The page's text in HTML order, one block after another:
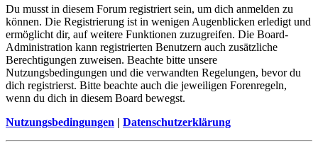
Du musst in diesem Forum registriert sein, um dich anmelden zu
können. Die Registrierung ist in wenigen Augenblicken erledigt und
ermöglicht dir, auf weitere Funktionen zuzugreifen. Die Board-
Administration kann registrierten Benutzern auch zusätzliche
Berechtigungen zuweisen. Beachte bitte unsere
Nutzungsbedingungen und die verwandten Regelungen, bevor du
dich registrierst. Bitte beachte auch die jeweiligen Forenregeln,
wenn du dich in diesem Board bewegst.
Nutzungsbedingungen | Datenschutzerklärung